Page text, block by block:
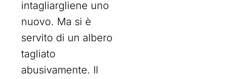
intagliargliene uno
nuovo. Ma si è
servito di un albero
tagliato
abusivamente. Il